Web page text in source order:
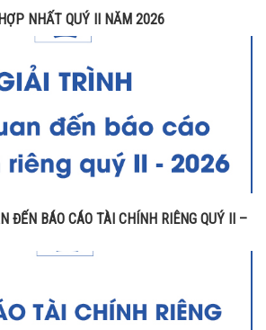
NHẤT QUÝ II NĂM 2026
ĐẾN BÁO CÁO TÀI CHÍNH RIÊNG QUÝ II –